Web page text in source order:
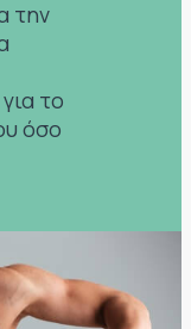
την
το
όσο